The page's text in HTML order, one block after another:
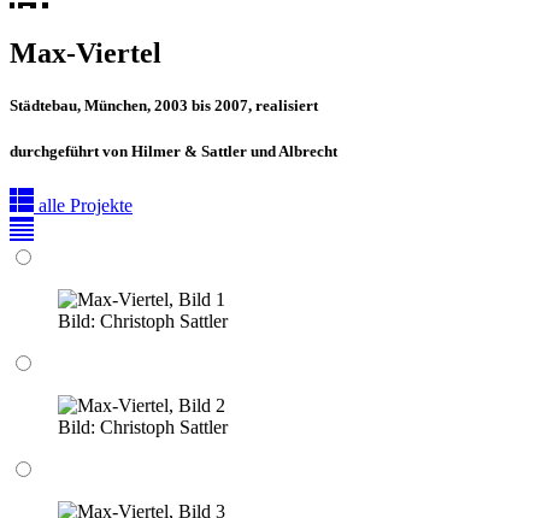
Max-Viertel
Städtebau, München, 2003 bis 2007, realisiert
durchgeführt von Hilmer & Sattler und Albrecht
alle Projekte
Bild: Christoph Sattler
Bild: Christoph Sattler